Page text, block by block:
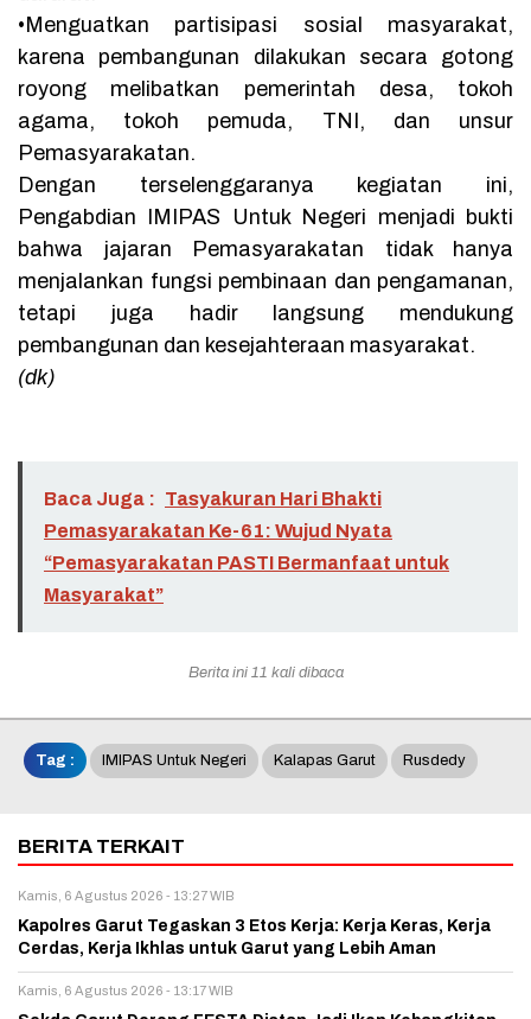
•Menguatkan partisipasi sosial masyarakat,
karena pembangunan dilakukan secara gotong
royong melibatkan pemerintah desa, tokoh
agama, tokoh pemuda, TNI, dan unsur
Pemasyarakatan.
Dengan terselenggaranya kegiatan ini,
Pengabdian IMIPAS Untuk Negeri menjadi bukti
bahwa jajaran Pemasyarakatan tidak hanya
menjalankan fungsi pembinaan dan pengamanan,
tetapi juga hadir langsung mendukung
pembangunan dan kesejahteraan masyarakat.
(dk)
Baca Juga : Tasyakuran Hari Bhakti
Pemasyarakatan Ke-61: Wujud Nyata
“Pemasyarakatan PASTI Bermanfaat untuk
Masyarakat”
Berita ini 11 kali dibaca
Tag : IMIPAS Untuk Negeri Kalapas Garut Rusdedy
BERITA TERKAIT
Kamis, 6 Agustus 2026 - 13:27 WIB
Kapolres Garut Tegaskan 3 Etos Kerja: Kerja Keras, Kerja
Cerdas, Kerja Ikhlas untuk Garut yang Lebih Aman
Kamis, 6 Agustus 2026 - 13:17 WIB